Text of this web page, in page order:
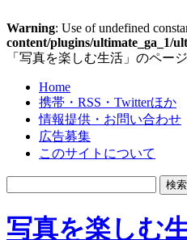
Warning: Use of undefined
content/plugins/ultimate_ga_1/
「写真を楽しむ生活」のペー
Home
携帯・RSS・Twitterほか
情報提供・お問い合わせ
広告募集
このサイトについて
写真を楽しむ